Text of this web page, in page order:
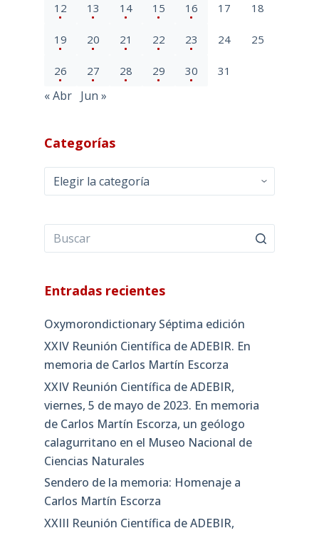
12 13 14 15 16 17 18
19 20 21 22 23 24 25
26 27 28 29 30 31
« Abr Jun »
Categorías
Categorías
Entradas recientes
Oxymorondictionary Séptima edición
XXIV Reunión Científica de ADEBIR. En
memoria de Carlos Martín Escorza
XXIV Reunión Científica de ADEBIR,
viernes, 5 de mayo de 2023. En memoria
de Carlos Martín Escorza, un geólogo
calagurritano en el Museo Nacional de
Ciencias Naturales
Sendero de la memoria: Homenaje a
Carlos Martín Escorza
XXIII Reunión Científica de ADEBIR,